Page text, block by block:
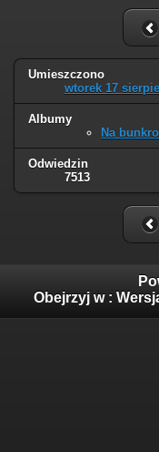
Umieszczono
wtorek 17
Albumy
Na
Odwiedzin
7513
Obejrzyj w :